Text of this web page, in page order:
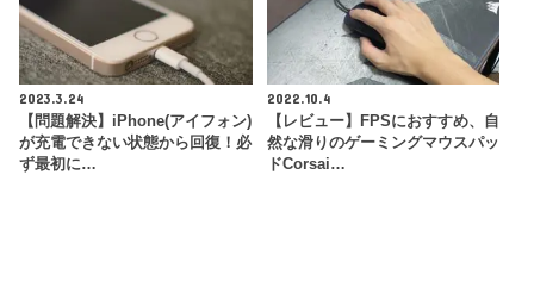
2023.3.24
【問題解決】iPhone(アイフォン)
が充電できない状態から回復！必
ず最初に…
2022.10.4
【レビュー】FPSにおすすめ、自
然な滑りのゲーミングマウスパッ
ドCorsai…